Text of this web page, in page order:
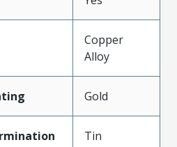
Copper
Alloy
Gold
Tin